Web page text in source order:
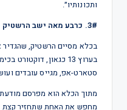
ותכונותיו״.
3#. כרבע מאה ישב הרשטיק בכלא.
בכלא מסיים הרשטיק,
בערוץ 13 כגאון,
סטארט-אפ, מגייס עובדים
מתוך הכלא הוא מפרסם מודעת